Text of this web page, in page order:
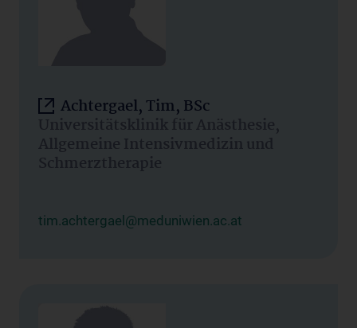
Achtergael, Tim, BSc
Universitätsklinik für Anästhesie,
Allgemeine Intensivmedizin und
Schmerztherapie
tim.achtergael@meduniwien.ac.at